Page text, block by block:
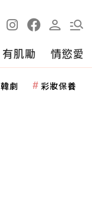
有肌勵 情慾愛
韓劇 彩妝保養